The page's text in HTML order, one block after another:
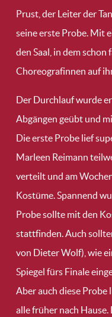
Prust, der Leiter der
seine erste Probe. Mit
den Saal, in dem
Choreografinnen auf
Der Durchlauf wurde
Abgängen geübt und
Die erste Probe lief
Marleen Reimann
verteilt und am
Kostüme. Spannend
Probe sollte mit den
stattfinden. Auch
von Dieter Wolf), wie
Spiegel fürs Finale
Aber auch diese Probe
alle früher nach